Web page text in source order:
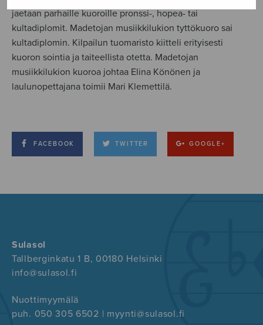
jaetaan parhaille kuoroille pronssi-, hopea- tai
kultadiplomit. Madetojan musiikkilukion tyttökuoro sai
kultadiplomin. Kilpailun tuomaristo kiitteli erityisesti
kuoron sointia ja taiteellista otetta. Madetojan
musiikkilukion kuoroa johtaa Elina Könönen ja
laulunopettajana toimii Mari Klemettilä.
FACEBOOK TWITTER GOOGLE+
Sulasol
Tallberginkatu 1 B, 00180 Helsinki
info@sulasol.fi
Nuottimyymälä
puh. 050 305 6502 | myynti@sulasol.fi